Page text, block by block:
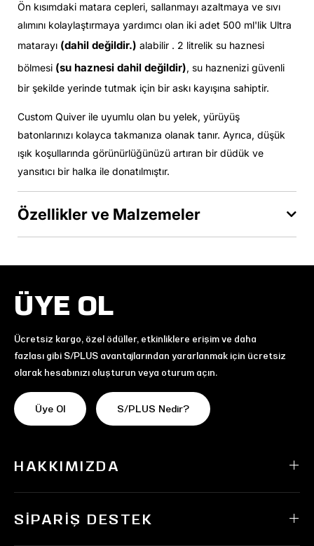
Ön kısımdaki matara cepleri, sallanmayı azaltmaya ve sıvı
alımını kolaylaştırmaya yardımcı olan iki adet 500 ml'lik Ultra
matarayı (dahil değildir.) alabilir . 2 litrelik su haznesi
bölmesi (su haznesi dahil değildir), su haznenizi güvenli
bir şekilde yerinde tutmak için bir askı kayışına sahiptir.
Custom Quiver ile uyumlu olan bu yelek, yürüyüş
batonlarınızı kolayca takmanıza olanak tanır. Ayrıca, düşük
ışık koşullarında görünürlüğünüzü artıran bir düdük ve
yansıtıcı bir halka ile donatılmıştır.
Özellikler ve Malzemeler
ÜYE OL
Ücretsiz kargo, özel ödüller, etkinliklere erişim ve daha
fazlası gibi S/PLUS avantajlarından yararlanmak için ücretsiz
olarak hesabınızı oluşturun veya oturum açın.
Üye Ol S/PLUS Nedir?
HAKKIMIZDA
SIPARIŞ DESTEK